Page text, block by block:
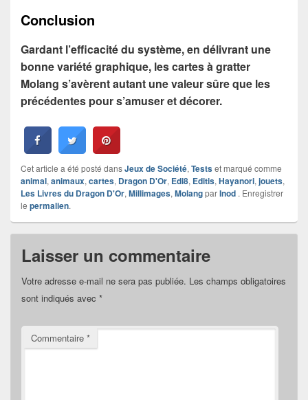
Conclusion
Gardant l’efficacité du système, en délivrant une
bonne variété graphique, les cartes à gratter
Molang s’avèrent autant une valeur sûre que les
précédentes pour s’amuser et décorer.
Cet article a été posté dansJeux de Société, Testset marqué comme
animal, animaux, cartes, Dragon D'Or, Edi8, Editis, Hayanori, jouets,
Les Livres du Dragon D'Or, Millimages, MolangparInod . Enregistrer
le permalien.
Laisser un commentaire
Votre adresse e-mail ne sera pas publiée. Les champs obligatoires
sont indiqués avec *
Commentaire *